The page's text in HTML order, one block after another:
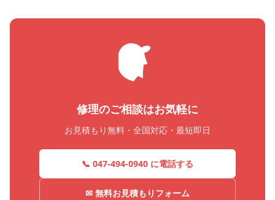
修理のご相談はお気軽に
お見積もり無料・全国対応・最短即日
📞 047-494-0940 に電話する
✉ 無料お見積もりフォーム